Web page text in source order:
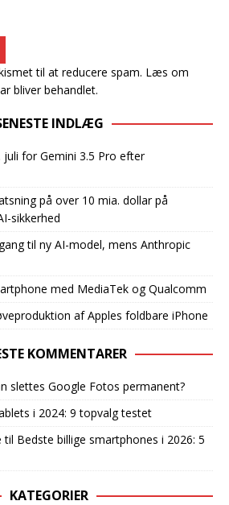
til at reducere spam. Læs om
bliver behandlet.
INDLÆG
for Gemini 3.5 Pro efter
på over 10 mia. dollar på
sikkerhed
til ny AI-model, mens Anthropic
med MediaTek og Qualcomm
af Apples foldbare iPhone
KOMMENTARER
slettes Google Fotos permanent?
i 2024: 9 topvalg testet
til Bedste billige smartphones i 2026: 5
KATEGORIER